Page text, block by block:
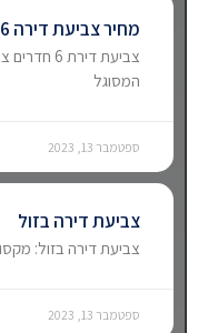
מחיר צביעת דירה 6 חדרים
צביעת
המסוגל
ספטמבר 13, 2023
צביעת דירה בזול
צביעת דירה בזול:
ספטמבר 13, 2023